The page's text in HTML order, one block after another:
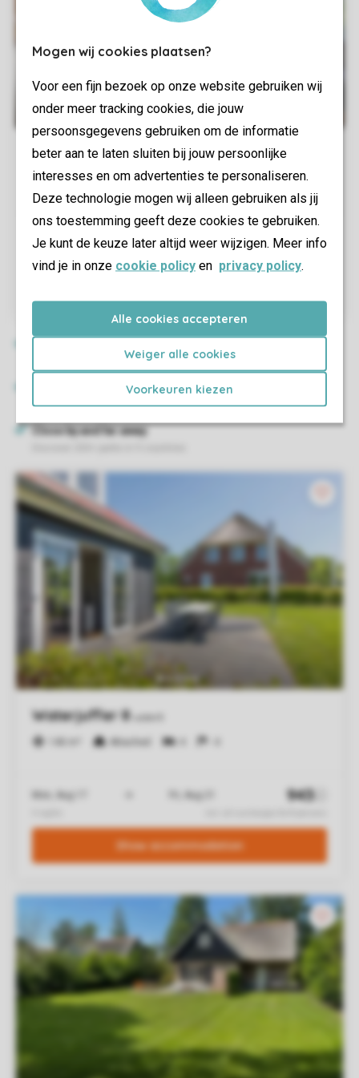
Mogen wij cookies plaatsen?
Voor een fijn bezoek op onze website gebruiken wij
onder meer tracking cookies, die jouw
persoonsgegevens gebruiken om de informatie
beter aan te laten sluiten bij jouw persoonlijke
interesses en om advertenties te personaliseren.
Deze technologie mogen wij alleen gebruiken als jij
ons toestemming geeft deze cookies te gebruiken.
Je kunt de keuze later altijd weer wijzigen. Meer info
vind je in onze cookie policy en privacy policy.
Alle cookies accepteren
Weiger alle cookies
Voorkeuren kiezen